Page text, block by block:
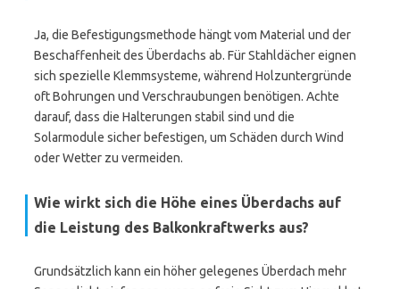
Ja, die Befestigungsmethode hängt vom Material und der
Beschaffenheit des Überdachs ab. Für Stahldächer eignen
sich spezielle Klemmsysteme, während Holzuntergründe
oft Bohrungen und Verschraubungen benötigen. Achte
darauf, dass die Halterungen stabil sind und die
Solarmodule sicher befestigen, um Schäden durch Wind
oder Wetter zu vermeiden.
Wie wirkt sich die Höhe eines Überdachs auf
die Leistung des Balkonkraftwerks aus?
Grundsätzlich kann ein höher gelegenes Überdach mehr